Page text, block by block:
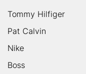
Tommy Hilfiger
Pat Calvin
Nike
Boss